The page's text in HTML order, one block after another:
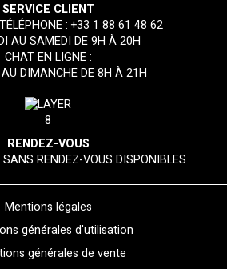
SERVICE CLIENT
:+33 1 88 61 48 62
AU SAMEDI DE 9H À 20H
CHAT EN LIGNE :
DIMANCHE DE 8H À 21H
RENDEZ-VOUS
RENDEZ-VOUS DISPONIBLES
Mentions légales
générales d'utilisation
générales de vente